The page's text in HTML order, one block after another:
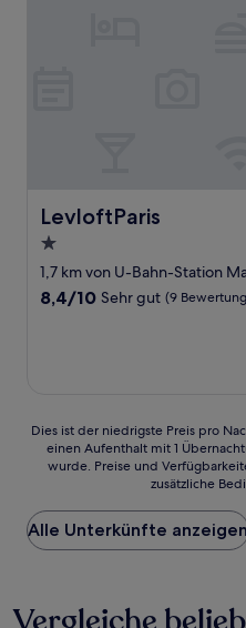
LevloftParis
LevloftParis
1.0-
Stern-
Unterkunft
1,7 km von U-Bahn-Station
8.4
8,4/10 Sehr gut (9
Dies
der
Preis
pro
Nacht,
den
Dies ist der niedrigste Preis pro
einen Aufenthalt mit 1
wurde. Preise und
zusätzliche
Alle Unterkünfte